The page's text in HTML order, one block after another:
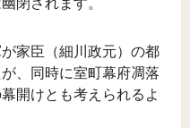
家臣（細川政元）の都
、同時に室町幕府凋落
開けとも考えられるよ